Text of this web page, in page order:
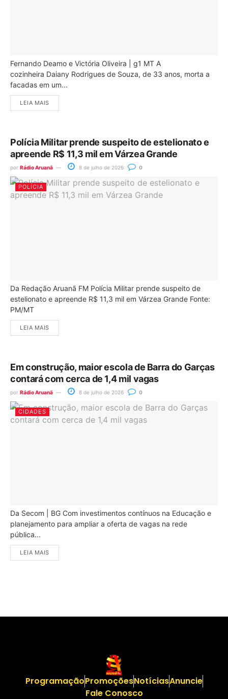
Fernando Deamo e Victória Oliveira | g1 MT A
cozinheira Daiany Rodrigues de Souza, de 33 anos, morta a
facadas em um...
LEIA MAIS
Polícia Militar prende suspeito de estelionato e
apreende R$ 11,3 mil em Várzea Grande
por Rádio Aruanã 8 de julho de 2026 0
POLÍCIA
Da Redação Aruanã FM Polícia Militar prende suspeito de
estelionato e apreende R$ 11,3 mil em Várzea Grande Fonte:
PM/MT
LEIA MAIS
Em construção, maior escola de Barra do Garças
contará com cerca de 1,4 mil vagas
por Rádio Aruanã 8 de julho de 2026 0
CIDADES
Da Secom | BG Com investimentos contínuos na Educação e
planejamento para ampliar a oferta de vagas na rede
pública...
LEIA MAIS
ProgramaçãoPromoçõesNotíciasAnuncie
Fale Conosco